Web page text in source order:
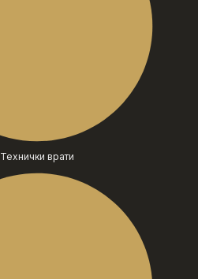
Технички врати